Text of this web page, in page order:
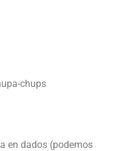
chups
en dados (podemos